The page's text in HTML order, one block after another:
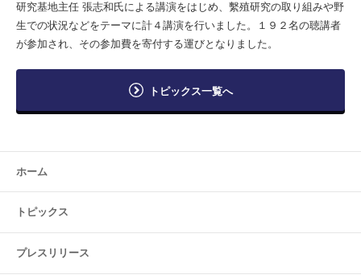
研究基地主任 張志和氏による講演をはじめ、繫殖研究の取り組みや野
生での状況などをテーマに計４講演を行いました。１９２名の聴講者
が参加され、その参加費を寄付する運びとなりました。
トピックス一覧へ
ホーム
トピックス
プレスリリース